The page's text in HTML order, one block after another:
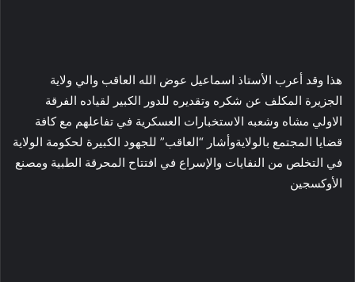
هذا وقد أعرب الأستاذ اسماعيل عوض الله العاقب والي ولاية
الجزيرة المكلف عن شكره وتقديره للدور الكبير لقياده الفرقة
الاولي مشاه وشعبه الاستخبارات العسكرية في تفاعلهم مع كافة
قضايا المجتمع بالولايةوأشار “العاقب” للجهود الكبيرة لحكومة الولاية
في التخلص من النفايات والإسراع في افتتاح المحرقة الطبية ومصنع
الأوكسجين